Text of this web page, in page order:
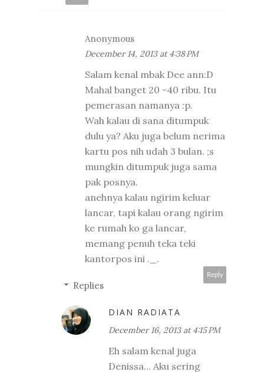
Anonymous
December 14, 2013 at 4:38 PM
Salam kenal mbak Dee ann:D
Mahal banget 20 -40 ribu. Itu
pemerasan namanya :p.
Wah kalau di sana ditumpuk
dulu ya? Aku juga belum nerima
kartu pos nih udah 3 bulan. ;s
mungkin ditumpuk juga sama
pak posnya.
anehnya kalau ngirim keluar
lancar, tapi kalau orang ngirim
ke rumah ko ga lancar,
memang penuh teka teki
kantorpos ini ._.
Reply
Replies
DIAN RADIATA
December 16, 2013 at 4:15 PM
Eh salam kenal juga
Denissa... Aku sering